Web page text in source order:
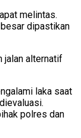
melintas.
dipastikan
jalan alternatif
laka saat
polres dan